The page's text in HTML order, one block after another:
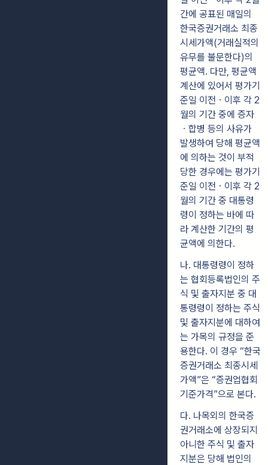
간에 공표된 매일의
한국증권거래소 최종
시세가액(거래실적의
유무를 불문한다)의
평균액. 다만, 평균액
계산에 있어서 평가기
준일 이전ㆍ이후 각 2
월의 기간 중에 증자
ㆍ합병 등의 사유가
발생하여 당해 평균액
에 의하는 것이 부적
당한 경우에는 평가기
준일 이전ㆍ이후 각 2
월의 기간 중 대통령
령이 정하는 바에 따
라 계산한 기간의 평
균액에 의한다.
나. 대통령령이 정하
는 협회등록법인의 주
식 및 출자지분 중 대
통령령이 정하는 주식
및 출자지분에 대하여
는 가목의 규정을 준
용한다. 이 경우 “한국
증권거래소 최종시세
가액”은 “증권업협회
기준가격”으로 본다.
다. 나목외의 한국증
권거래소에 상장되지
아니한 주식 및 출자
지분은 당해 법인의